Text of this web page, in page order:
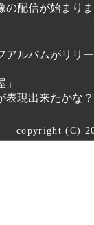
配信が始まり
ルバムがリリ
表現出来たかな
(C)